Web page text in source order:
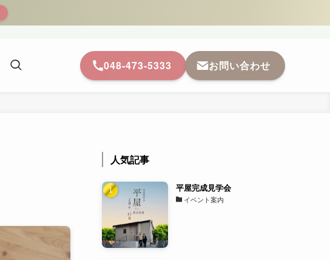
048-473-5333 お問い合わせ
人気記事
平屋完成見学会
イベント案内